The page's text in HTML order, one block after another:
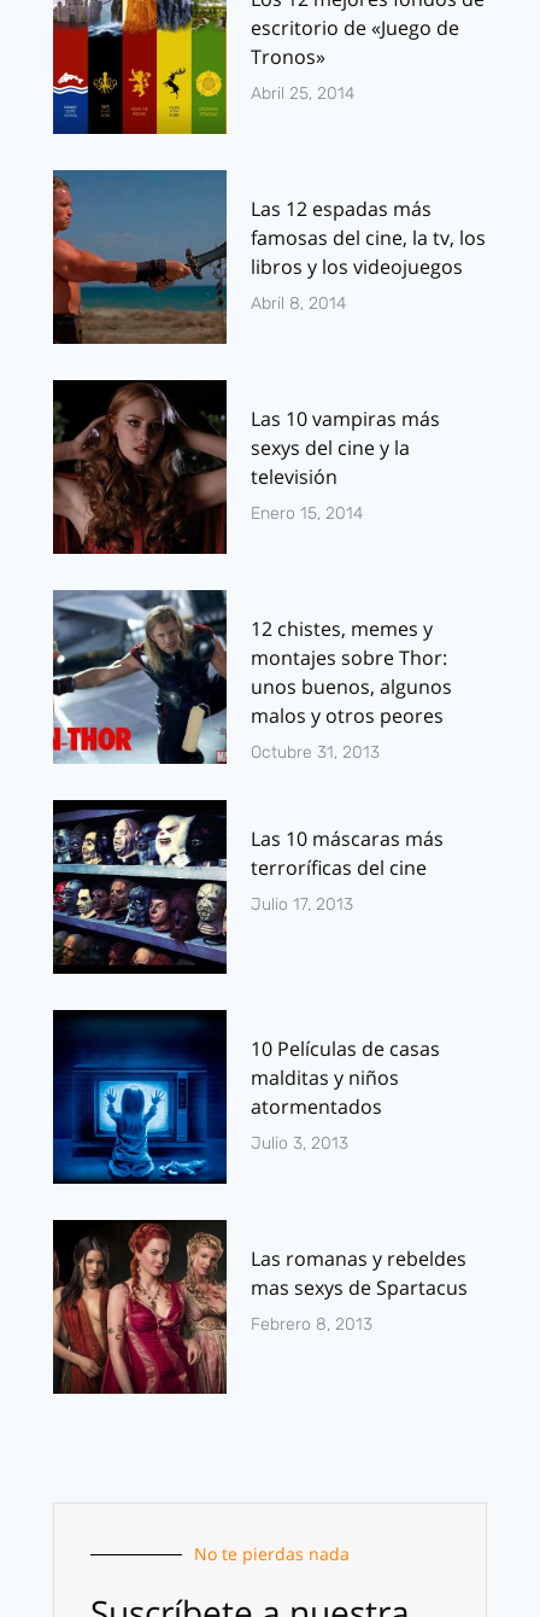
escritorio de «Juego de
Tronos»
Abril 25, 2014
Las 12 espadas más
famosas del cine, la tv, los
libros y los videojuegos
Abril 8, 2014
Las 10 vampiras más
sexys del cine y la
televisión
Enero 15, 2014
12 chistes, memes y
montajes sobre Thor:
unos buenos, algunos
malos y otros peores
Octubre 31, 2013
Las 10 máscaras más
terroríficas del cine
Julio 17, 2013
10 Películas de casas
malditas y niños
atormentados
Julio 3, 2013
Las romanas y rebeldes
mas sexys de Spartacus
Febrero 8, 2013
No te pierdas nada